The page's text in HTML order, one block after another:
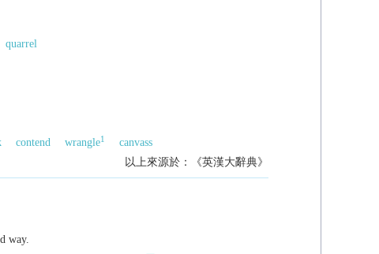
quarrel
contend wrangle1
canvass
以上來源於：《英漢大辭典》
way.